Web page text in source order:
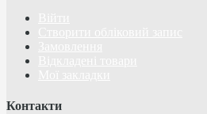
Контакти